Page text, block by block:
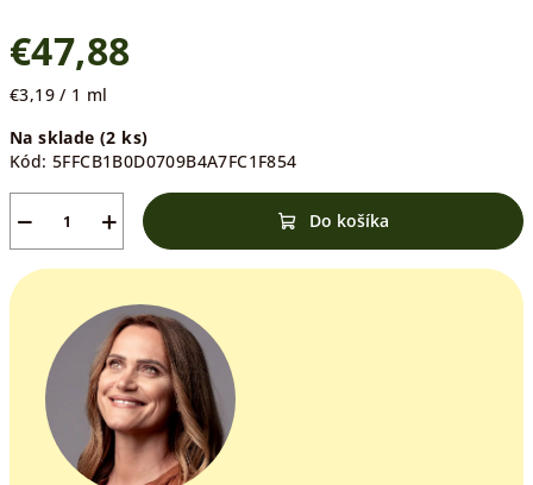
€47,88
Jednotková
€3,19 / 1 ml
Na sklade(2 ks)
Kód: 5FFCB1B0D0709B4A7FC1F854
+
− Do košíka